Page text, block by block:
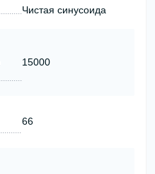
Чистая синусоида
15000
66